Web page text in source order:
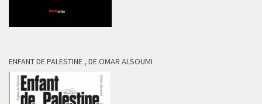
ENFANT DE PALESTINE , DE OMAR ALSOUMI